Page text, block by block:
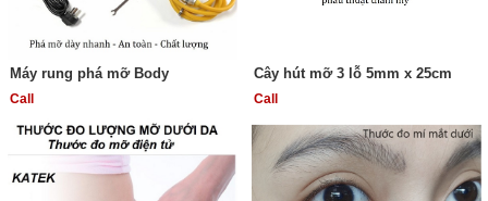
Máy rung phá mỡ Body
Call
Cây hút mỡ 3 lỗ 5mm x 25cm
Call